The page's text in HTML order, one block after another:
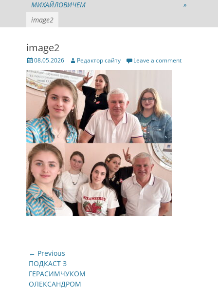
МИХАЙЛОВИЧЕМ
»
image2
image2
Posted
on
08.05.2026 Author
Редактор сайту Leave a comment
Навігація
записів
← Previous
Previous
post:
ПОДКАСТ З
ГЕРАСИМЧУКОМ
ОЛЕКСАНДРОМ